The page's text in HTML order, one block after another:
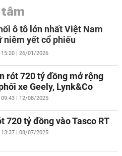
ô tô lớn nhất Việt Nam
niêm yết cổ phiếu
15:20 | 26/01/2026
rót 720 tỷ đồng mở rộng
xe Geely, Lynk&Co
09:43 | 12/08/2025
720 tỷ đồng vào Tasco RT
13:37 | 08/07/2025